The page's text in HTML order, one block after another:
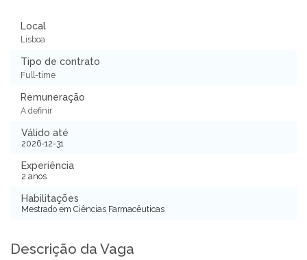
Local
Lisboa
Tipo de contrato
Full-time
Remuneração
A definir
Válido até
2026-12-31
Experiência
2 anos
Habilitações
Mestrado em Ciências Farmacêuticas
Descrição da Vaga